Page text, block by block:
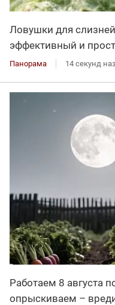
Ловушки для
эффективный и
Панорама 14 секунд
Работаем 8 августа
опрыскиваем –